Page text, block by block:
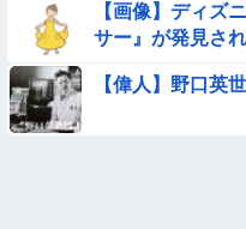
【画像】プールで水着が脱
ｗｗｗ
【衝撃】ガチで『意識高い
【画像】ディズ
サー』が発見さ
【偉人】野口英